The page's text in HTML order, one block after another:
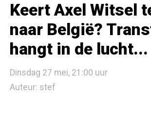
Keert Axel Witsel
naar België?
hangt in de lucht...
Dinsdag 27 mei, 21:00 uur
Auteur: stef